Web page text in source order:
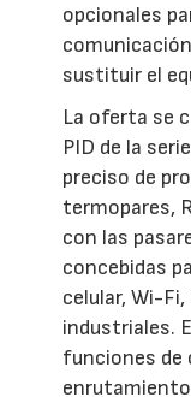
opcionales
sustituir el
La oferta se
PID de la
preciso de
termopares,
con las
concebidas
celular, Wi-
industriales.
funciones de